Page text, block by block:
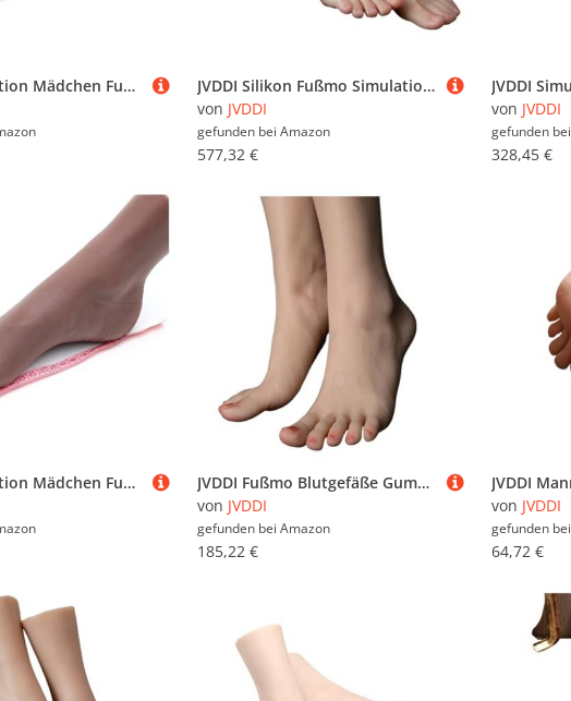
JVDDI Simulation Mädchen Fuß Modell Echte Haut Klon Nail Art Tattoo Bein Schießen Display Requisiten Medizinische Malerei Lehre Strümpfe ZH3301(ZHJ Toes No Bone,Left Foot)
JVDDI Silikon Fußmo Simulation Plantarfalten Echtes Bein Lebensechte Anzeige Nail Art Kostüm Requisiten Füße Fetisch Z3723(Toes with Bone,Right Foot)
von JVDDI
gefunden bei Amazon
577,32 €
von JVDDI
gefunden bei
328,45 €
JVDDI Simulation Mädchen Fuß Modell Echte Haut Klon Nail Art Tattoo Bein Schießen Display Requisiten Medizinische Malerei Lehre Strümpfe ZH3301(Heatable Toes NoBone,1 Pair of feet)
JVDDI Fußmo Blutgefäße Gummi for Kunst Flüssiges Silikon Weiblicher gefälschter Nagel Schaufensterpuppe Beinanzeige Tarsel Kunststoff TPE TG4000(Toes with Bone,Left Foot)
von JVDDI
gefunden bei Amazon
185,22 €
von JVDDI
gefunden bei
64,72 €